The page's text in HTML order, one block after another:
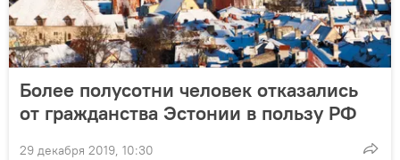
Более полусотни человек отказались
от гражданства Эстонии в пользу РФ
29 декабря 2019, 10:30